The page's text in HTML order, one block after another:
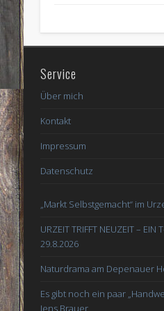
Service
Über mich
Kontakt
Impressum
Datenschutz
„Markt Selbstgemacht“ im
URZEIT TRIFFT NEUZEIT – EIN
29.8.2026
Naturdrama am Depenauer
Es gibt noch ein paar
Jens Brauer